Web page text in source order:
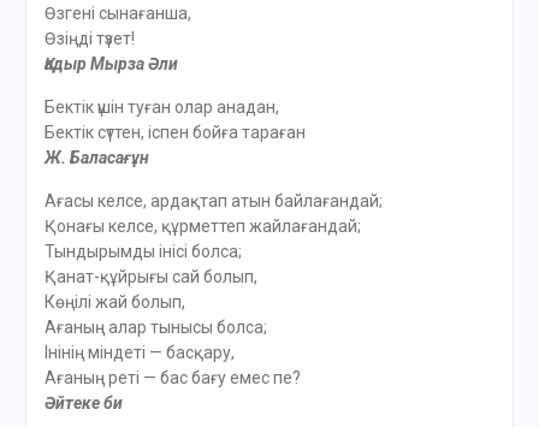
Өзгені сынағанша,
Өзіңді түзет!
Қадыр Мырза Әли
Бектік үшін туған олар анадан,
Бектік сүттен, іспен бойға тараған
Ж. Баласағұн
Ағасы келсе, ардақтап атын байлағандай;
Қонағы келсе, құрметтеп жайлағандай;
Тындырымды інісі болса;
Қанат-құйрығы сай болып,
Көңілі жай болып,
Ағаның алар тынысы болса;
Інінің міндеті — басқару,
Ағаның реті — бас бағу емес пе?
Әйтеке би